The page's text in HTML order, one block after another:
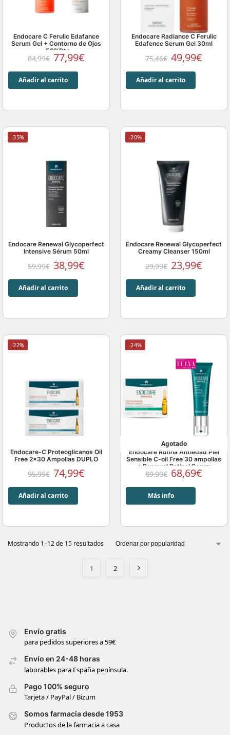
Endocare C Ferulic Edafance
Serum Gel + Contorno de Ojos
-50%Dto
84,99€ 77,99€
Añadir al carrito
Endocare Radiance C Ferulic
Edafence Serum Gel 30ml
75,46€ 49,99€
Añadir al carrito
-35%
Endocare Renewal Glycoperfect
Intensive Sérum 50ml
59,99€ 38,99€
Añadir al carrito
-20%
Endocare Renewal Glycoperfect
Creamy Cleanser 150ml
29,99€ 23,99€
Añadir al carrito
-22%
Endocare-C Proteoglicanos Oil
Free 2×30 Ampollas DUPLO
95,99€ 74,99€
Añadir al carrito
-24%
Agotado
Endocare Rutina Antiedad Piel
Sensible C-oil Free 30 ampollas
+ Renewal Retinol Serum
89,99€ 68,69€
Más info
Mostrando 1–12 de 15 resultados
1 2
Envío gratis
para pedidos superiores a 59€
Envío en 24-48 horas
laborables para España península.
Pago 100% seguro
Tarjeta / PayPal / Bizum
Somos farmacia desde 1953
Productos de la farmacia a casa